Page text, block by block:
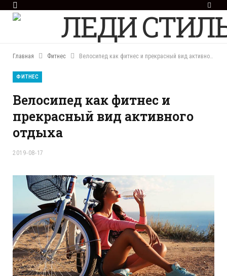
e
Главная Фитнес Велосипед как фитнес и прекрасный вид активного отдыха
ФИТНЕС
Велосипед как фитнес и
прекрасный вид активного
отдыха
2019-08-17